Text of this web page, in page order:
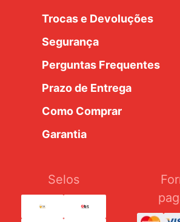
Trocas e Devoluções
Segurança
Perguntas Frequentes
Prazo de Entrega
Como Comprar
Garantia
Selos